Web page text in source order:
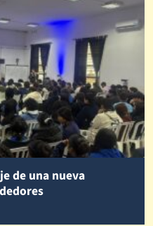
de una nueva